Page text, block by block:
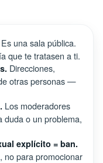
Es una sala pública.
que te tratasen a ti.
Direcciones,
otras personas —
Los moderadores
duda o un problema,
explícito = ban.
no para promocionar